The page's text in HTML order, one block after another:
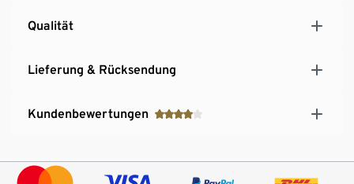
Qualität
Lieferung & Rücksendung
Kundenbewertungen